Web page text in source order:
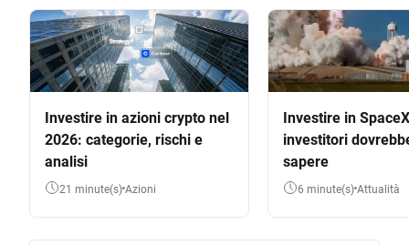
Investire in azioni crypto nel
2026: categorie, rischi e
analisi
21 minute(s) Azioni
Investire in
investitori
sapere
6 minute(s) Attualità